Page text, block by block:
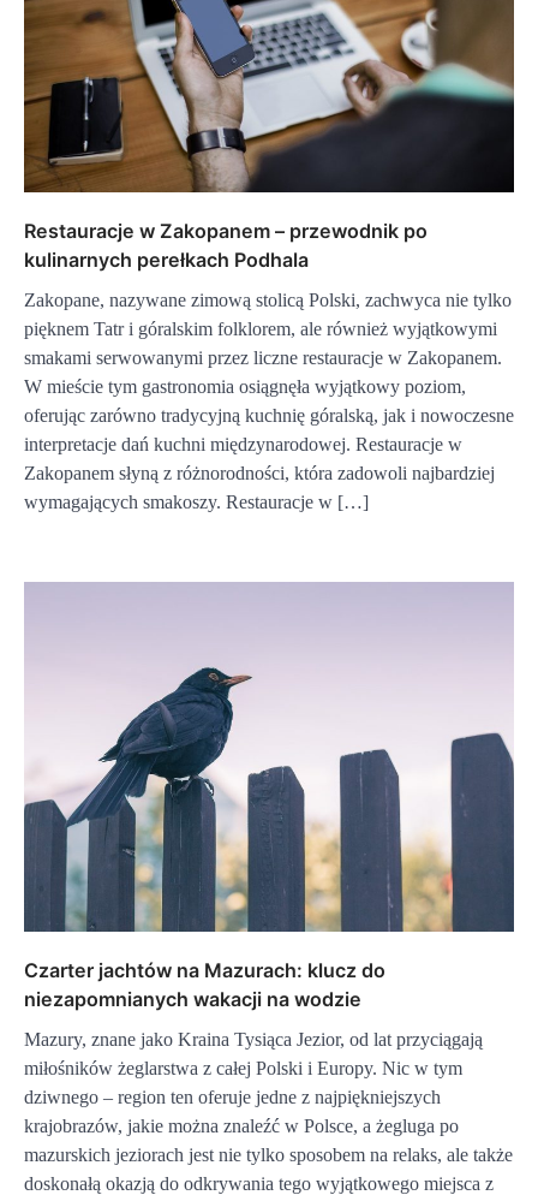
Restauracje w Zakopanem – przewodnik po
kulinarnych perełkach Podhala
Zakopane, nazywane zimową stolicą Polski, zachwyca nie tylko
pięknem Tatr i góralskim folklorem, ale również wyjątkowymi
smakami serwowanymi przez liczne restauracje w Zakopanem.
W mieście tym gastronomia osiągnęła wyjątkowy poziom,
oferując zarówno tradycyjną kuchnię góralską, jak i nowoczesne
interpretacje dań kuchni międzynarodowej. Restauracje w
Zakopanem słyną z różnorodności, która zadowoli najbardziej
wymagających smakoszy. Restauracje w […]
Czarter jachtów na Mazurach: klucz do
niezapomnianych wakacji na wodzie
Mazury, znane jako Kraina Tysiąca Jezior, od lat przyciągają
miłośników żeglarstwa z całej Polski i Europy. Nic w tym
dziwnego – region ten oferuje jedne z najpiękniejszych
krajobrazów, jakie można znaleźć w Polsce, a żegluga po
mazurskich jeziorach jest nie tylko sposobem na relaks, ale także
doskonałą okazją do odkrywania tego wyjątkowego miejsca z